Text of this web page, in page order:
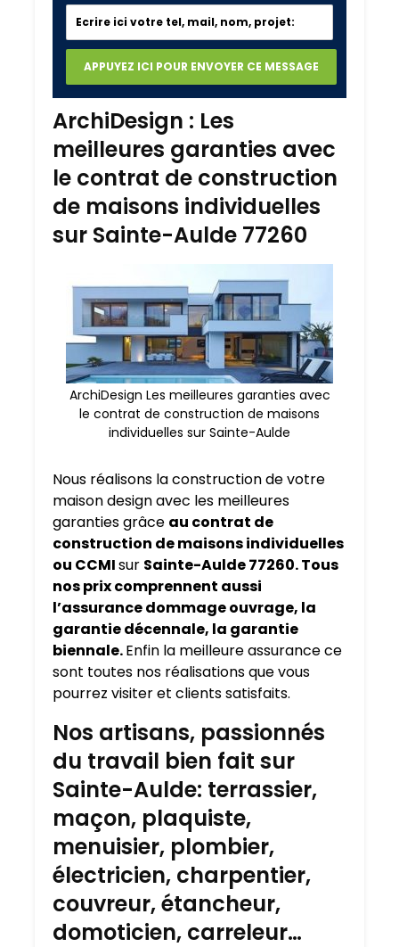
ArchiDesign : Les
meilleures garanties avec
le contrat de construction
de maisons individuelles
sur Sainte-Aulde 77260
ArchiDesign Les meilleures garanties avec
le contrat de construction de maisons
individuelles sur Sainte-Aulde
Nous réalisons la construction de votre
maison design avec les meilleures
garanties grâce au contrat de
construction de maisons individuelles
ou CCMIsur Sainte-Aulde 77260. Tous
nos prix comprennent aussi
l’assurance dommage ouvrage, la
garantie décennale, la garantie
biennale.Enfin la meilleure assurance ce
sont toutes nos réalisations que vous
pourrez visiter et clients satisfaits.
Nos artisans, passionnés
du travail bien fait sur
Sainte-Aulde: terrassier,
maçon, plaquiste,
menuisier, plombier,
électricien, charpentier,
couvreur, étancheur,
domoticien, carreleur…